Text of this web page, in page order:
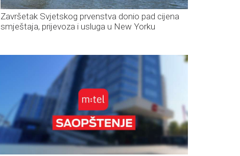
Završetak Svjetskog prvenstva donio pad cijena
smještaja, prijevoza i usluga u New Yorku